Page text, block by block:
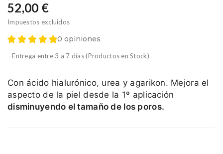
52,00 €
Impuestos excluidos
0 opiniones
Entrega entre 3 a 7 días (Productos en Stock)
Con ácido hialurónico, urea y agarikon. Mejora el
aspecto de la piel desde la 1º aplicación
disminuyendo el tamaño de los poros.